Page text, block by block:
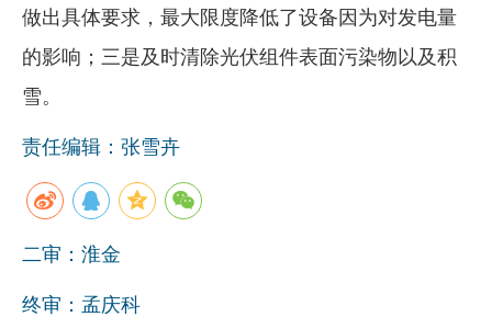
做出具体要求，最大限度降低了设备因为对发电量
的影响；三是及时清除光伏组件表面污染物以及积
雪。
责任编辑：张雪卉
二审：淮金
终审：孟庆科